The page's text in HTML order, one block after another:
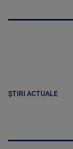
ȘTIRI ACTUALE